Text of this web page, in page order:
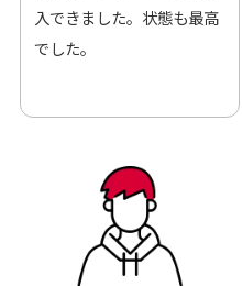
入できました。状態も最高
でした。